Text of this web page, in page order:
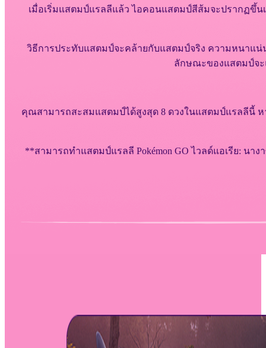
เมื่อเริ่มแสตมป์แรลลีแล้ว ไอคอนแสตมป์สีส้มจะปรากฏขึ้น
วิธีการประทับแสตมป์จะคล้ายกับแสตมป์จริง ความหนาแน่
ลักษณะของแสตมป์จ
คุณสามารถสะสมแสตมป์ได้สูงสุด 8 ดวงในแสตมป์แรลลีนี้
**สามารถทำแสตมป์แรลลี Pokémon GO ไวลด์แอเรีย: นา